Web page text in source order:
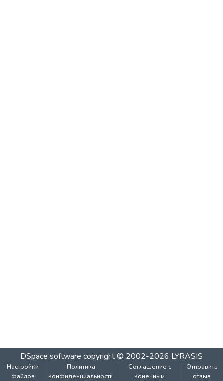
DSpace software copyright © 2002-2026 LYRASIS
Настройки
файлов
Политика
конфиденциальности
Соглашение с
конечным
Отправить
отзыв